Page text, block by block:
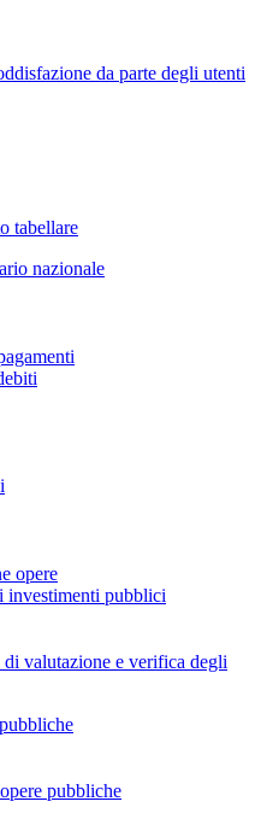
da parte degli utenti
tabellare
nazionale
opere
investimenti pubblici
valutazione e verifica degli
pubbliche